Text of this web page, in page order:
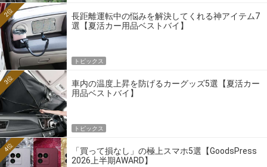
長距離運転中の悩みを解決してくれる神アイテム7
選【夏活カー用品ベストバイ】
2位
トピックス
車内の温度上昇を防げるカーグッズ5選【夏活カー
用品ベストバイ】
3位
トピックス
「買って損なし」の極上スマホ5選【GoodsPress
2026上半期AWARD】
4位